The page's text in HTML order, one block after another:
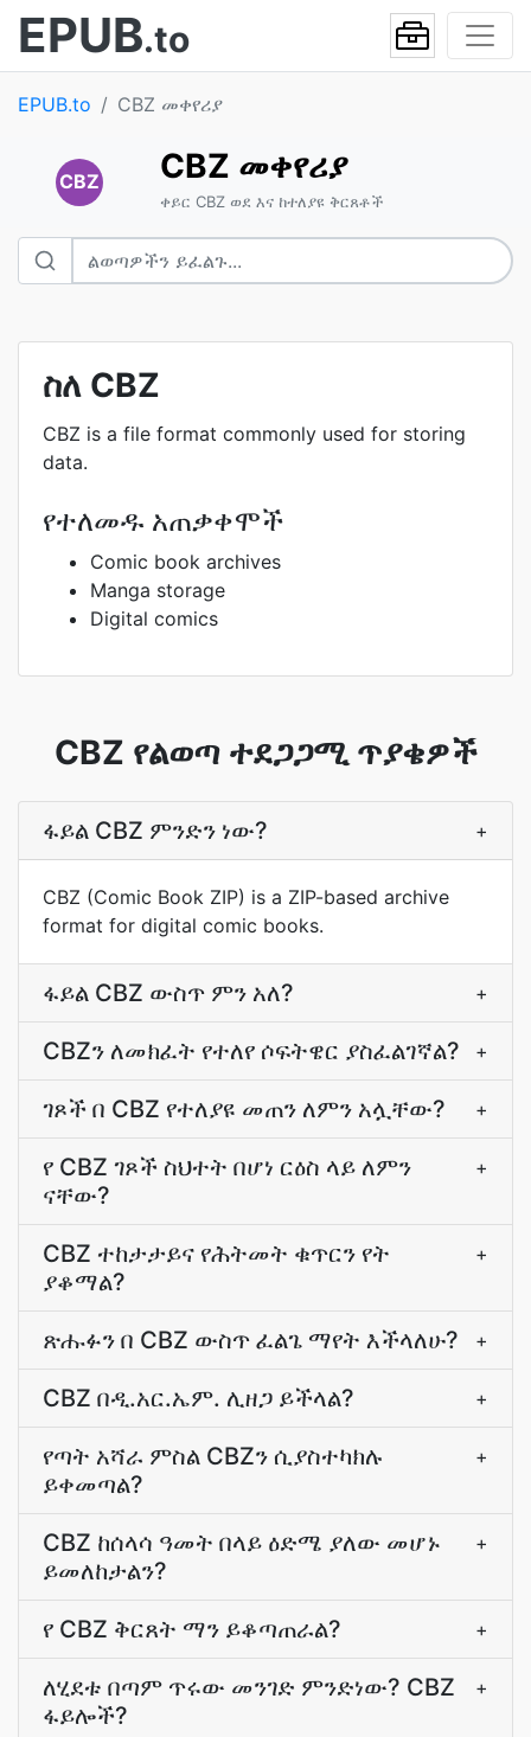
EPUB.to
EPUB.to CBZ መቀየሪያ
CBZ CBZ መቀየሪያ
ቀይር CBZ ወደ እና ከተለያዩ ቅርጸቶች
ስለ CBZ
CBZ is a file format commonly used for storing
data.
የተለመዱ አጠቃቀሞች
Comic book archives
Manga storage
Digital comics
CBZ የልወጣ ተደጋጋሚ ጥያቄዎች
ፋይል CBZ ምንድን ነው? +
CBZ (Comic Book ZIP) is a ZIP-based archive
format for digital comic books.
ፋይል CBZ ውስጥ ምን አለ? +
CBZን ለመክፈት የተለየ ሶፍትዌር ያስፈልገኛል? +
ገጾች በ CBZ የተለያዩ መጠን ለምን አሏቸው? +
የ CBZ ገጾች ስህተት በሆነ ርዕስ ላይ ለምን
ናቸው?
+
CBZ ተከታታይና የሕትመት ቁጥርን የት
ያቆማል?
+
ጽሑፉን በ CBZ ውስጥ ፈልጌ ማየት እችላለሁ? +
CBZ በዲ.አር.ኤም. ሊዘጋ ይችላል? +
የጣት አሻራ ምስል CBZን ሲያስተካክሉ
ይቀመጣል?
+
CBZ ከሰላሳ ዓመት በላይ ዕድሜ ያለው መሆኑ
ይመለከታልን?
+
የ CBZ ቅርጸት ማን ይቆጣጠራል? +
ለሂደቱ በጣም ጥሩው መንገድ ምንድነው? CBZ
ፋይሎች?
+